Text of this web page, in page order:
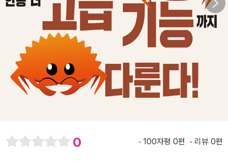
0 100자평 0편 리뷰 0편